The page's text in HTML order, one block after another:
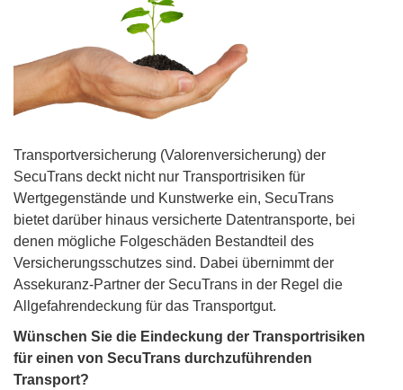
Transportversicherung (Valorenversicherung) der
SecuTrans deckt nicht nur Transportrisiken für
Wertgegenstände und Kunstwerke ein, SecuTrans
bietet darüber hinaus versicherte Datentransporte, bei
denen mögliche Folgeschäden Bestandteil des
Versicherungsschutzes sind. Dabei übernimmt der
Assekuranz-Partner der SecuTrans in der Regel die
Allgefahrendeckung für das Transportgut.
Wünschen Sie die Eindeckung der Transportrisiken
für einen von SecuTrans durchzuführenden
Transport?